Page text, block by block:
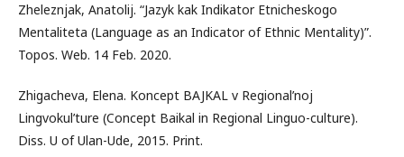
Zheleznjak, Anatolij. “Jazyk kak Indikator Etnicheskogo
Mentaliteta (Language as an Indicator of Ethnic Mentality)”.
Topos. Web. 14 Feb. 2020.
Zhigacheva, Elena. Koncept BAJKAL v Regional’noj
Lingvokul’ture (Concept Baikal in Regional Linguo-culture).
Diss. U of Ulan-Ude, 2015. Print.